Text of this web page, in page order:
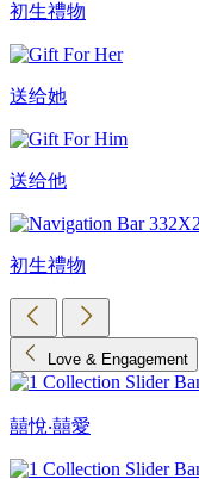
初生禮物
送给她
送给他
初生禮物
Love & Engagement
囍悅‧囍愛